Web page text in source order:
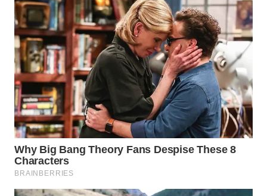
WN
DEPOK
WN
TAPANULI
UTARA
WN
SAMOSIR
WN
PADANG
LAWAS